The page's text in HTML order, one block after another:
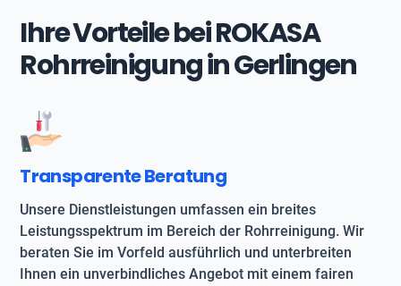
Ihre Vorteile bei ROKASA
Rohrreinigung in Gerlingen
Transparente Beratung
Unsere Dienstleistungen umfassen ein breites
Leistungsspektrum im Bereich der Rohrreinigung. Wir
beraten Sie im Vorfeld ausführlich und unterbreiten
Ihnen ein unverbindliches Angebot mit einem fairen